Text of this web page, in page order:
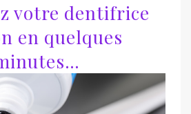
votre dentifrice
en quelques